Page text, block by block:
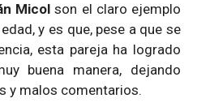
Micol son el claro ejemplo
y es que, pese a que se
esta pareja ha logrado
buena manera, dejando
y malos comentarios.